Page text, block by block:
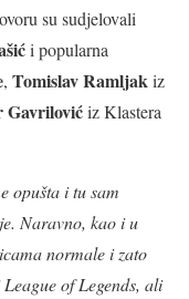
su sudjelovali
i popularna
, Tomislav Ramljak iz
Gavrilovićiz Klastera
opušta i tu sam
Naravno, kao i u
normale i zato
of Legends, ali